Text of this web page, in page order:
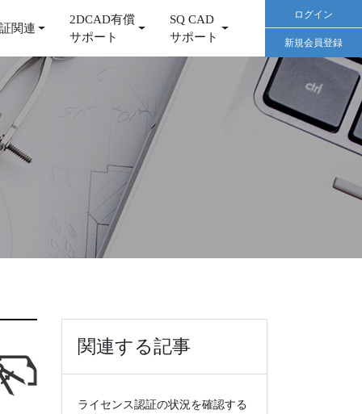
関連
2DCAD有償
サポート
SQ CAD
サポート
ログイン
新規会員登録
関連する記事
ライセンス認証の状況を確認する